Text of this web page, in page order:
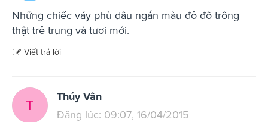
Những chiếc váy phù dâu ngắn màu đỏ đô trông
thật trẻ trung và tươi mới.
Viết trả lời
T
Thúy Vân
Đăng lúc: 09:07, 16/04/2015